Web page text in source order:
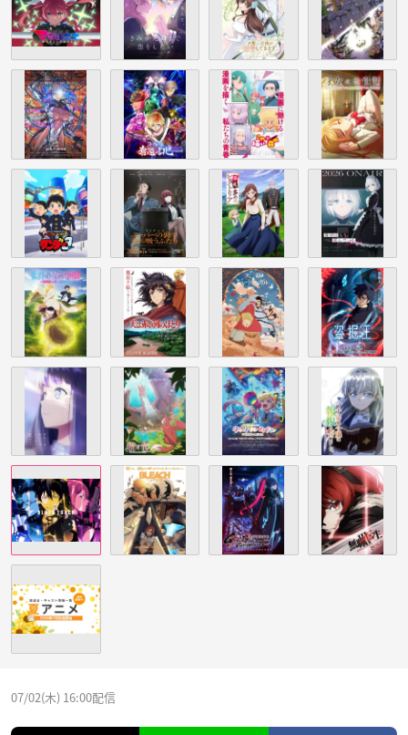
07/02(木) 16:00配信